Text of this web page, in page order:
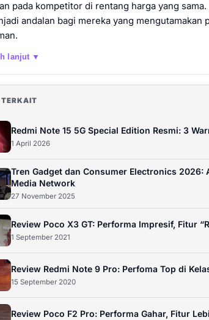
pada kompetitor di rentang harga yang
andalan bagi mereka yang
lanjut ▼
Redmi Note 15 5G Special Edition Resmi: 3
1 April 2026
Tren Gadget dan Consumer Electronics 2026:
Media Network
27 November 2025
Review Poco X3 GT: Performa Impresif, Fitur
1 September 2021
Review Redmi Note 9 Pro: Perfoma Top di
15 September 2020
Review Poco F2 Pro: Performa Gahar, Fitur